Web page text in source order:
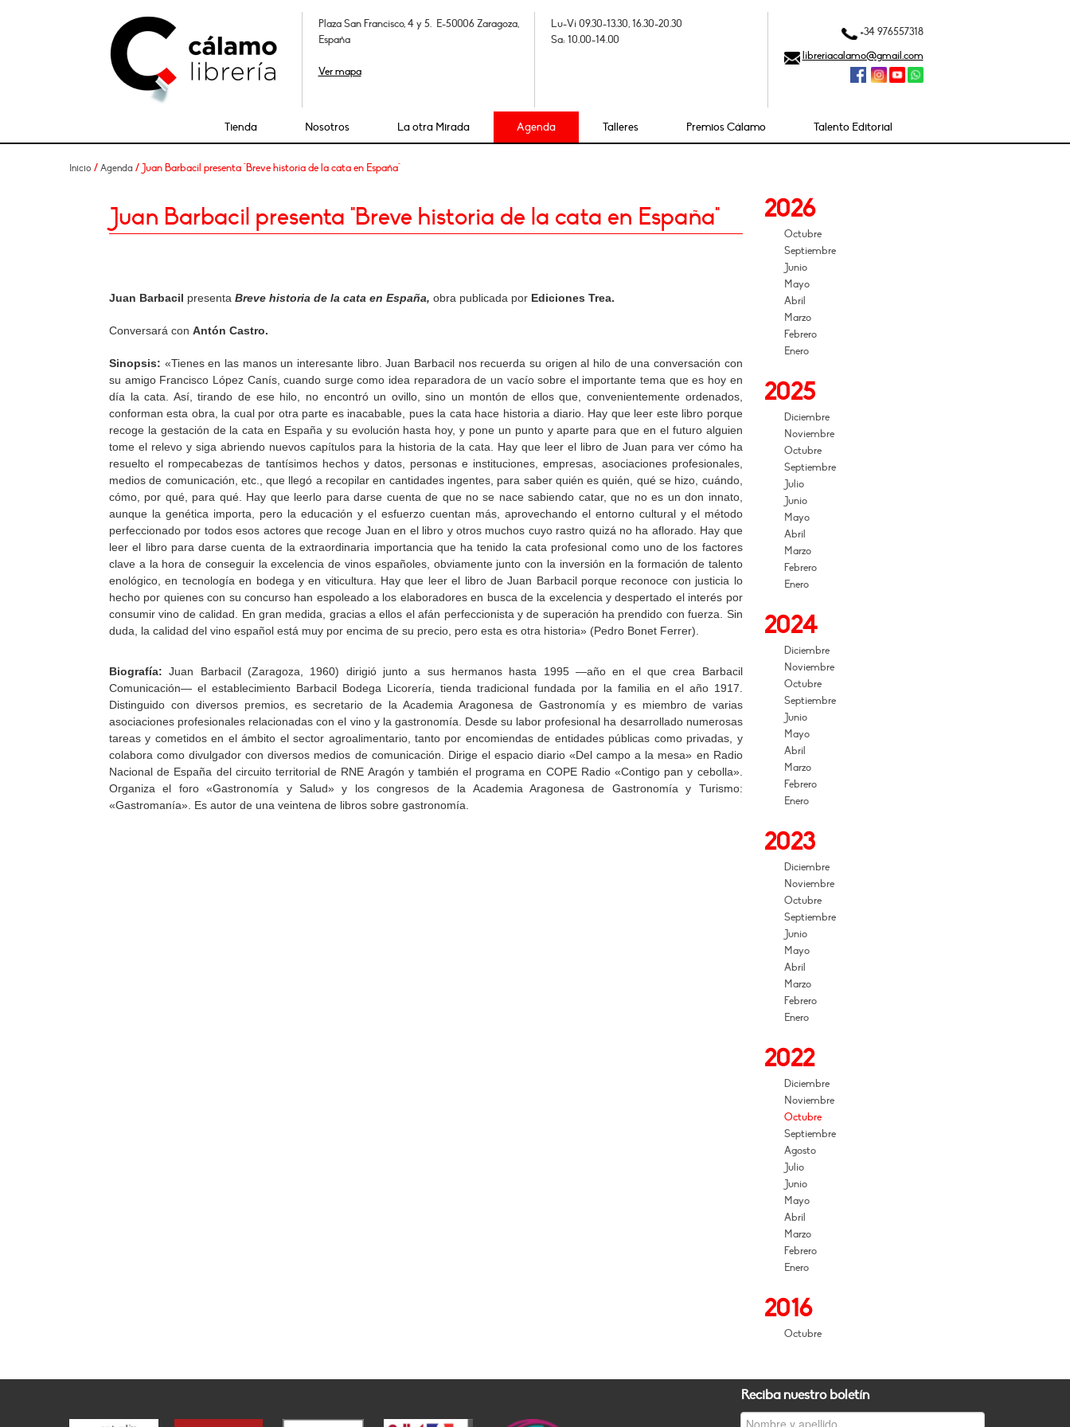
Plaza San Francisco, 4 y 5. E-50006 Zaragoza,
España
Ver mapa
Lu-Vi 09.30-13.30, 16.30-20.30
Sa: 10.00-14.00
+34 976557318
libreriacalamo@gmail.com
Tienda Nosotros La otra Mirada Agenda Talleres Premios Cálamo Talento Editorial
Inicio / Agenda / Juan Barbacil presenta "Breve historia de la cata en España"
Juan Barbacil presenta "Breve historia de la cata en España"
Juan Barbacil presenta Breve historia de la cata en España, obra publicada por Ediciones Trea.
Conversará con Antón Castro.
Sinopsis: «Tienes en las manos un interesante libro. Juan Barbacil nos recuerda su origen al hilo de una conversación con
su amigo Francisco López Canís, cuando surge como idea reparadora de un vacío sobre el importante tema que es hoy en
día la cata. Así, tirando de ese hilo, no encontró un ovillo, sino un montón de ellos que, convenientemente ordenados,
conforman esta obra, la cual por otra parte es inacabable, pues la cata hace historia a diario. Hay que leer este libro porque
recoge la gestación de la cata en España y su evolución hasta hoy, y pone un punto y aparte para que en el futuro alguien
tome el relevo y siga abriendo nuevos capítulos para la historia de la cata. Hay que leer el libro de Juan para ver cómo ha
resuelto el rompecabezas de tantísimos hechos y datos, personas e instituciones, empresas, asociaciones profesionales,
medios de comunicación, etc., que llegó a recopilar en cantidades ingentes, para saber quién es quién, qué se hizo, cuándo,
cómo, por qué, para qué. Hay que leerlo para darse cuenta de que no se nace sabiendo catar, que no es un don innato,
aunque la genética importa, pero la educación y el esfuerzo cuentan más, aprovechando el entorno cultural y el método
perfeccionado por todos esos actores que recoge Juan en el libro y otros muchos cuyo rastro quizá no ha aflorado. Hay que
leer el libro para darse cuenta de la extraordinaria importancia que ha tenido la cata profesional como uno de los factores
clave a la hora de conseguir la excelencia de vinos españoles, obviamente junto con la inversión en la formación de talento
enológico, en tecnología en bodega y en viticultura. Hay que leer el libro de Juan Barbacil porque reconoce con justicia lo
hecho por quienes con su concurso han espoleado a los elaboradores en busca de la excelencia y despertado el interés por
consumir vino de calidad. En gran medida, gracias a ellos el afán perfeccionista y de superación ha prendido con fuerza. Sin
duda, la calidad del vino español está muy por encima de su precio, pero esta es otra historia» (Pedro Bonet Ferrer).
Biografía: Juan Barbacil (Zaragoza, 1960) dirigió junto a sus hermanos hasta 1995 —año en el que crea Barbacil
Comunicación— el establecimiento Barbacil Bodega Licorería, tienda tradicional fundada por la familia en el año 1917.
Distinguido con diversos premios, es secretario de la Academia Aragonesa de Gastronomía y es miembro de varias
asociaciones profesionales relacionadas con el vino y la gastronomía. Desde su labor profesional ha desarrollado numerosas
tareas y cometidos en el ámbito el sector agroalimentario, tanto por encomiendas de entidades públicas como privadas, y
colabora como divulgador con diversos medios de comunicación. Dirige el espacio diario «Del campo a la mesa» en Radio
Nacional de España del circuito territorial de RNE Aragón y también el programa en COPE Radio «Contigo pan y cebolla».
Organiza el foro «Gastronomía y Salud» y los congresos de la Academia Aragonesa de Gastronomía y Turismo:
«Gastromanía». Es autor de una veintena de libros sobre gastronomía.
2026
Octubre
Septiembre
Junio
Mayo
Abril
Marzo
Febrero
Enero
2025
Diciembre
Noviembre
Octubre
Septiembre
Julio
Junio
Mayo
Abril
Marzo
Febrero
Enero
2024
Diciembre
Noviembre
Octubre
Septiembre
Junio
Mayo
Abril
Marzo
Febrero
Enero
2023
Diciembre
Noviembre
Octubre
Septiembre
Junio
Mayo
Abril
Marzo
Febrero
Enero
2022
Diciembre
Noviembre
Octubre
Septiembre
Agosto
Julio
Junio
Mayo
Abril
Marzo
Febrero
Enero
2016
Octubre
Reciba nuestro boletín